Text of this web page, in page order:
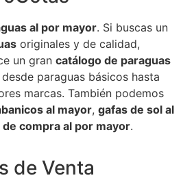
al por mayor. Si buscas un
originales y de calidad,
un gran catálogo de paraguas
paraguas básicos hasta
marcas. También podemos
al mayor, gafas de sol al
de compra al por mayor.
de Venta